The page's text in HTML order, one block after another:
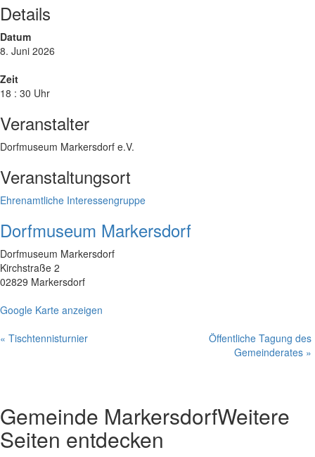
Details
Datum
8. Juni 2026
Zeit
18 : 30 Uhr
Veranstalter
Dorfmuseum Markersdorf e.V.
Veranstaltungsort
Ehrenamtliche Interessengruppe
Dorfmuseum Markersdorf
Dorfmuseum Markersdorf
Kirchstraße 2
02829 Markersdorf
Google Karte anzeigen
« Tischtennisturnier
Öffentliche Tagung des
Gemeinderates »
Gemeinde MarkersdorfWeitere
Seiten entdecken